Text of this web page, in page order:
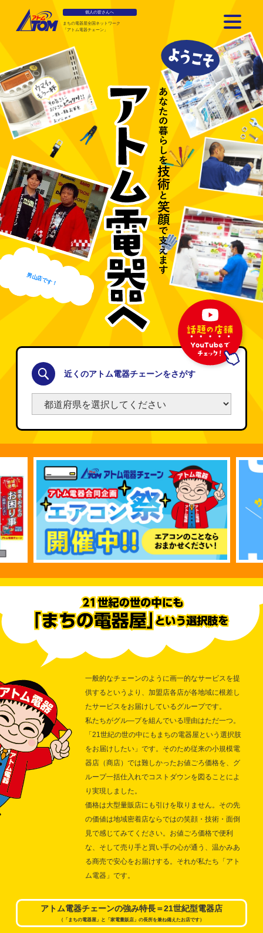
個人の皆さんへ
まちの電器屋全国ネットワーク
「アトム電器チェーン」
あなたの暮
ようこそ
近くのアトム電器チェーンをさがす
男山店です！
一般的なチェーンのように画一的なサービスを提
供するというより、加盟店各店が各地域に根差し
たサービスをお届けしているグループです。
私たちがグル―プを組んでいる理由はただ一つ。
「21世紀の世の中にもまちの電器屋という選択肢
をお届けしたい」です。そのため従来の小規模電
器店（商店）では難しかったお値ごろ価格を、グ
ループ一括仕入れでコストダウンを図ることによ
り実現しました。
価格は大型量販店にも引けを取りません。その先
の価値は地域密着店ならではの笑顔・技術・面倒
見で感じてみてください。お値ごろ価格で便利
な、そして売り手と買い手の心が通う、温かみあ
る商売で安心をお届けする。それが私たち「アト
ム電器」です。
アトム電器チェーンの強み特長＝21世紀型電器店
（「まちの電器屋」と「家電量販店」の長所を兼ね備えたお店です）